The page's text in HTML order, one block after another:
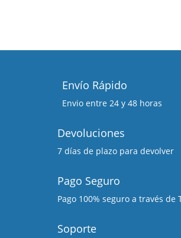
Envío Rápido
Envio entre 24 y 48 horas
Devoluciones
7 días de plazo para devolver
Pago Seguro
Pago 100% seguro a través de
Soporte